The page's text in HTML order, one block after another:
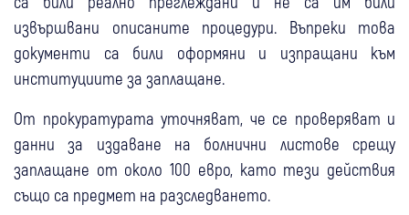
извършвани описаните процедури. Въпреки това
документи са били оформяни и изпращани към
институциите за заплащане.
От прокуратурата уточняват, че се проверяват и
данни за издаване на болнични листове срещу
заплащане от около 100 евро, като тези действия
също са предмет на разследването.